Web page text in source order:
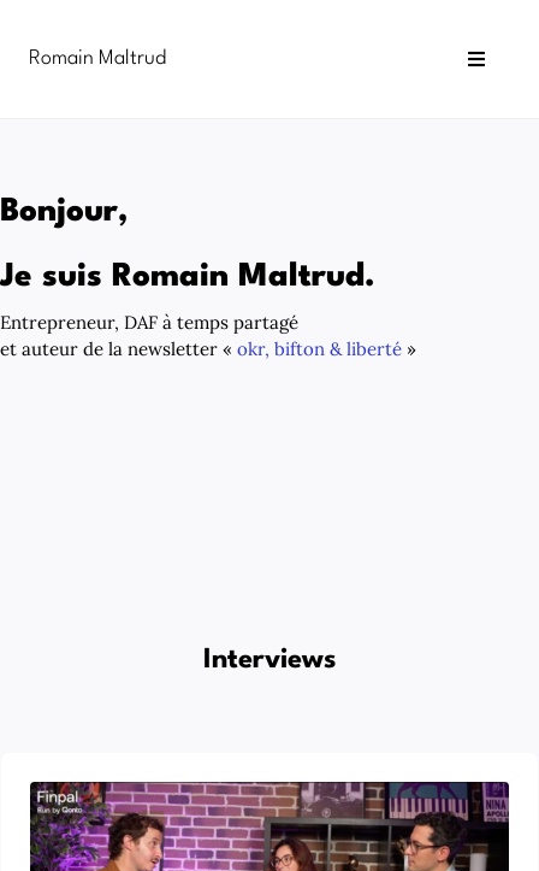
contenuRomain Maltrud
Toggle
Bonjour,
Je suis Romain Maltrud.
Entrepreneur, DAF à temps partagé
et auteur de la newsletter « okr, bifton & liberté »
Interviews